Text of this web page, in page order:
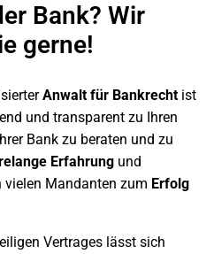
Bank? Wir
gerne!
Anwalt für Bankrecht ist
und transparent zu Ihren
Bank zu beraten und zu
Erfahrung und
vielen Mandanten zum Erfolg
Vertrages lässt sich